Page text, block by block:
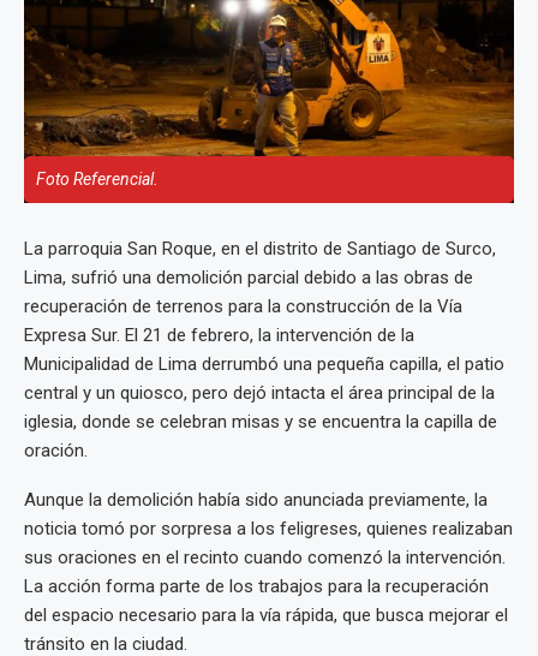
Foto Referencial.
La parroquia San Roque, en el distrito de Santiago de Surco,
Lima, sufrió una demolición parcial debido a las obras de
recuperación de terrenos para la construcción de la Vía
Expresa Sur. El 21 de febrero, la intervención de la
Municipalidad de Lima derrumbó una pequeña capilla, el patio
central y un quiosco, pero dejó intacta el área principal de la
iglesia, donde se celebran misas y se encuentra la capilla de
oración.
Aunque la demolición había sido anunciada previamente, la
noticia tomó por sorpresa a los feligreses, quienes realizaban
sus oraciones en el recinto cuando comenzó la intervención.
La acción forma parte de los trabajos para la recuperación
del espacio necesario para la vía rápida, que busca mejorar el
tránsito en la ciudad.